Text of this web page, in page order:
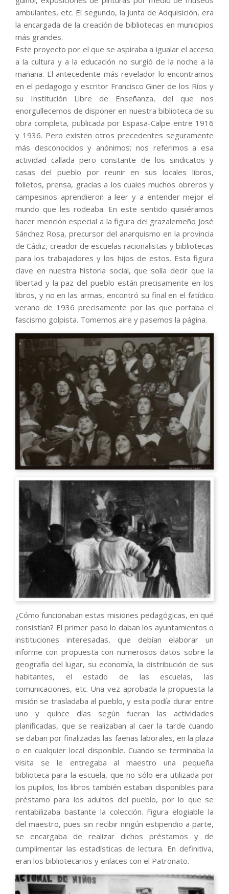
ambulantes, etc. El segundo, la Junta de Adquisición, era
la encargada de la creación de bibliotecas en municipios
más grandes.
Este proyecto por el que se aspiraba a igualar el acceso
a la cultura y a la educación no surgió de la noche a la
mañana. El antecedente más revelador lo encontramos
en el pedagogo y escritor Francisco Giner de los Ríos y
su Institución Libre de Enseñanza, del que nos
enorgullecemos de disponer en nuestra biblioteca de su
obra completa, publicada por Espasa-Calpe entre 1916
y 1936. Pero existen otros precedentes seguramente
más desconocidos y anónimos; nos referimos a esa
actividad callada pero constante de los sindicatos y
casas del pueblo por reunir en sus locales libros,
folletos, prensa, gracias a los cuales muchos obreros y
campesinos aprendieron a leer y a entender mejor el
mundo que les rodeaba. En este sentido quisiéramos
hacer mención especial a la figura del grazalemeño José
Sánchez Rosa, precursor del anarquismo en la provincia
de Cádiz, creador de escuelas racionalistas y bibliotecas
para los trabajadores y los hijos de estos. Esta figura
clave en nuestra historia social, que solía decir que la
libertad y la paz del pueblo están precisamente en los
libros, y no en las armas, encontró su final en el fatídico
verano de 1936 precisamente por las que portaba el
fascismo golpista. Tomemos aire y pasemos la página.
¿Cómo funcionaban estas misiones pedagógicas, en qué
consistían? El primer paso lo daban los ayuntamientos o
instituciones interesadas, que debían elaborar un
informe con propuesta con numerosos datos sobre la
geografía del lugar, su economía, la distribución de sus
habitantes, el estado de las escuelas, las
comunicaciones, etc. Una vez aprobada la propuesta la
misión se trasladaba al pueblo, y esta podía durar entre
uno y quince días según fueran las actividades
planificadas, que se realizaban al caer la tarde cuando
se daban por finalizadas las faenas laborales, en la plaza
o en cualquier local disponible. Cuando se terminaba la
visita se le entregaba al maestro una pequeña
biblioteca para la escuela, que no sólo era utilizada por
los pupilos; los libros también estaban disponibles para
préstamo para los adultos del pueblo, por lo que se
rentabilizaba bastante la colección. Figura elogiable la
del maestro, pues sin recibir ningún estipendio a parte,
se encargaba de realizar dichos préstamos y de
cumplimentar las estadísticas de lectura. En definitiva,
eran los bibliotecarios y enlaces con el Patronato.